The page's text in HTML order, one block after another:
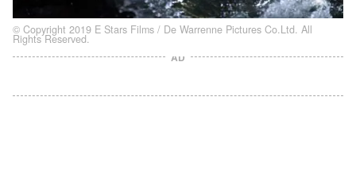
© Copyright 2019 E Stars Films / De Warrenne Pictures Co.Ltd. All
Rights Reserved.
AD